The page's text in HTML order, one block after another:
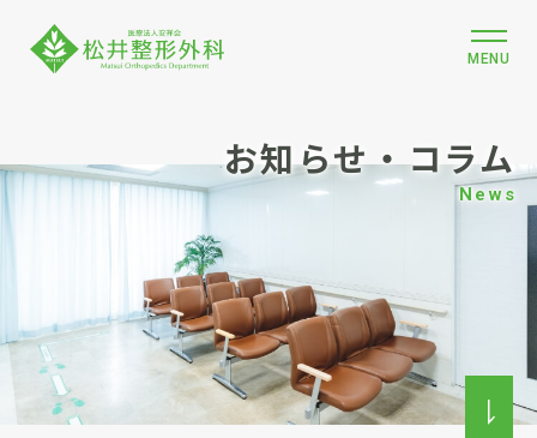
MENU
お知らせ・コラム
News